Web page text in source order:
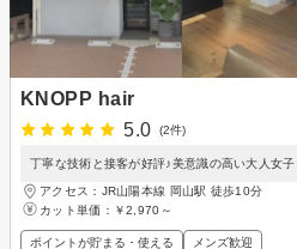
KNOPP hair
5.0
(2件)
丁寧な技術と接客が好評♪美意識の高い大人女
アクセス：JR山陽本線 岡山駅 徒歩10分
カット単価： ￥2,970～
ポイントが貯まる・使える メンズ歓迎